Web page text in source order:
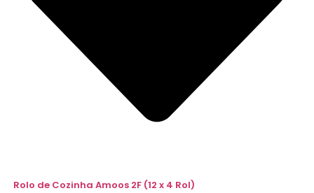
Rolo de Cozinha Amoos 2F (12 x 4 Rol)